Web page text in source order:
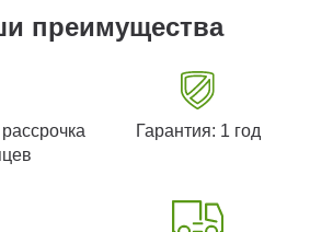
преимущества
Гарантия: 1 год